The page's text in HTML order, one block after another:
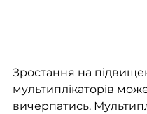
Зростання на
мультиплікаторів
вичерпатись.